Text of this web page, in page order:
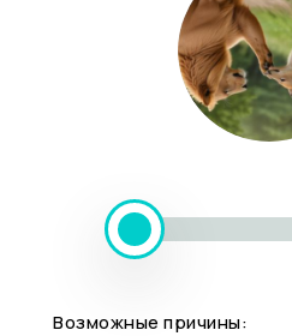
Возможные причины: